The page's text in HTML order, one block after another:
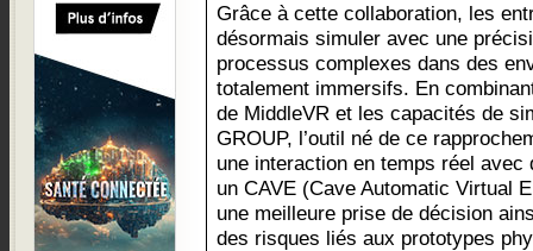
Grâce à cette collaboration, les
désormais simuler avec une
processus complexes dans des
totalement immersifs. En
de MiddleVR et les capacités de
GROUP, l’outil né de ce
une interaction en temps réel
un CAVE (Cave Automatic Virtual
une meilleure prise de décision
des risques liés aux prototypes